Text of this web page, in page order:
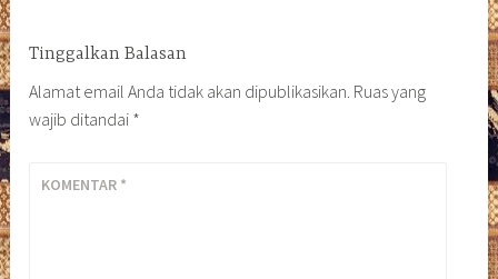
Tinggalkan Balasan
Alamat email Anda tidak akan dipublikasikan. Ruas yang
wajib ditandai *
KOMENTAR *